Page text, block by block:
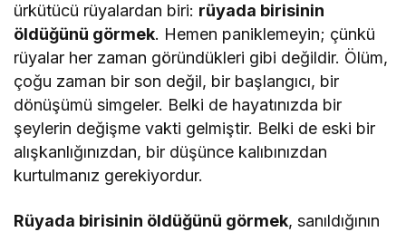
ürkütücü rüyalardan biri: rüyada birisinin
öldüğünü görmek. Hemen paniklemeyin; çünkü
rüyalar her zaman göründükleri gibi değildir. Ölüm,
çoğu zaman bir son değil, bir başlangıcı, bir
dönüşümü simgeler. Belki de hayatınızda bir
şeylerin değişme vakti gelmiştir. Belki de eski bir
alışkanlığınızdan, bir düşünce kalıbınızdan
kurtulmanız gerekiyordur.
Rüyada birisinin öldüğünü görmek, sanıldığının